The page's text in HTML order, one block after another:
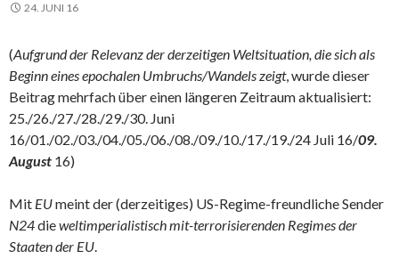
24. JUNI 16
(Aufgrund der Relevanz der derzeitigen Weltsituation, die sich als
Beginn eines epochalen Umbruchs/Wandels zeigt, wurde dieser
Beitrag mehrfach über einen längeren Zeitraum aktualisiert:
25./26./27./28./29./30. Juni
16/01./02./03./04./05./06./08./09./10./17./19./24 Juli 16/09.
August 16)
Mit EUmeint der (derzeitiges) US-Regime-freundliche Sender
N24dieweltimperialistisch mit-terrorisierenden Regimes der
Staaten der EU.